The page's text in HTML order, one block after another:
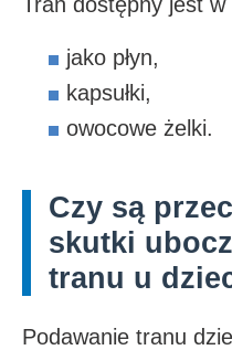
jako płyn,
kapsułki,
owocowe żelki.
Czy są
skutki
tranu u
Podawanie tranu